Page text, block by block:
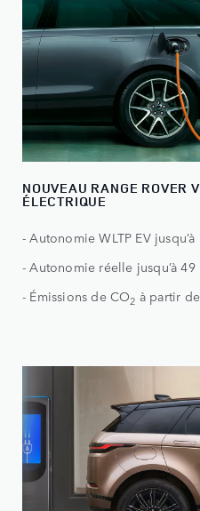
NOUVEAU RANGE ROVER
ÉLECTRIQUE
- Autonomie WLTP EV jusqu’à
- Autonomie réelle jusqu’à 49
- Émissions de CO2 à partir